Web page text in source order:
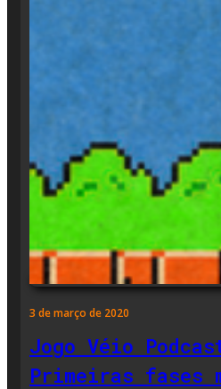
3 de março de 2020
Jogo Véio
Primeiras fases